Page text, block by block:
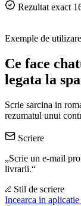
Rezultat exact
Exemple de utilizare
Ce face
legata la
Scrie sarcina in
rezumatul unui
Scriere
„Scrie un e-mail
livrarii.“
Stil de scriere
Incearca in aplicatie